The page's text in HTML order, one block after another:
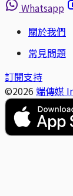
Whatsapp
關於我們
常見問題
訂閱支持
©2026 端傳媒